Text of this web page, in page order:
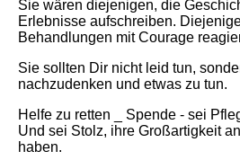
Sie wären diejenigen, die
Erlebnisse aufschreiben.
Behandlungen mit Courage
Sie sollten Dir nicht leid tun,
nachzudenken und etwas zu tun.
Helfe zu retten _ Spende - sei
Und sei Stolz, ihre Großartigkeit
haben.